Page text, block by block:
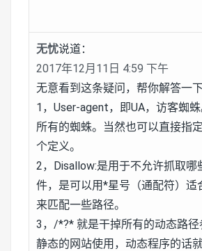
无忧说道：
2017年12月11日 4:59 下午
无意看到这条疑问，帮你解答一下
1，User-agent，即UA，访客蜘
所有的蜘蛛。当然也可以直接指
个定义。
2，Disallow:是用于不允许抓取哪
件，是可以用*星号（通配符）适
来匹配一些路径。
3，/*?* 就是干掉所有的动态路
静态的网站使用，动态程序的话就